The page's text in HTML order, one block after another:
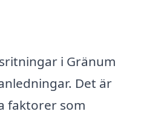
i Gränum
Det är
faktorer som